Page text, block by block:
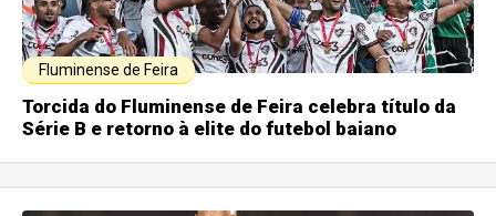
Fluminense de Feira
Torcida do Fluminense de Feira celebra título da
Série B e retorno à elite do futebol baiano